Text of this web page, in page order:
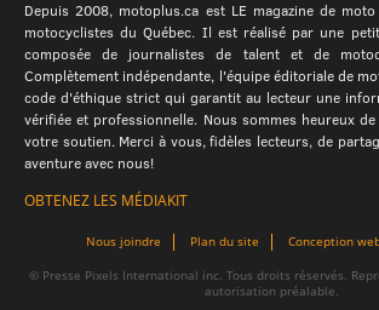
Depuis 2008, motoplus.ca est LE magazine de
motocyclistes du Québec. Il est réalisé par une
composée de journalistes de talent et de
Complètement indépendante, l'équipe éditoriale de
code d'éthique strict qui garantit au lecteur une
vérifiée et professionnelle. Nous sommes heureux
votre soutien. Merci à vous, fidèles lecteurs, de
aventure avec nous!
OBTENEZ LES MÉDIAKIT
Nous joindre Plan du site Conception
© Presse Pixels International inc. Tous droits réservés.
autorisation préalable.